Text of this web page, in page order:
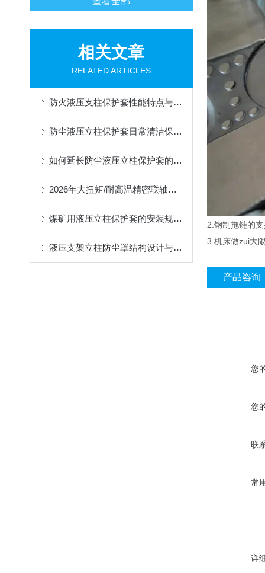
相关文章
RELATED ARTICLES
防火液压支柱保护套性能特点与阻燃防护应用
防尘液压立柱保护套日常清洁保养与更换规范
如何延长防尘液压立柱保护套的使用寿命？
2026年大扭矩/耐高温精密联轴器定制找哪家？能实现精准定制的优质厂家盘点
煤矿用液压立柱保护套的安装规范与使用寿命提升方案
液压支架立柱防尘罩结构设计与密封防护原理
2.钢制拖链的
3.机床做zui大
产品咨询
您
您
联
常
详